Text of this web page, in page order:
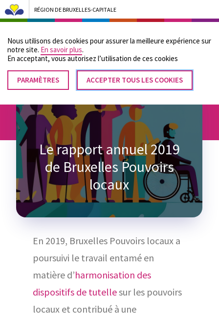
Nous utilisons des cookies pour assurer la meilleure expérience sur
notre site. En savoir plus.
En acceptant, vous autorisez lʼutilisation de ces cookies
PARAMÈTRES ACCEPTER TOUS LES COOKIES
RETIRER
LE
RÉGION DE BRUXELLES-CAPITALE
Bruxelles Pouvoirs Locaux - Aller à la page d'accueil
Menu
Fil
d'Ariane
Accueil
Le rapport annuel 2019
de Bruxelles Pouvoirs
locaux
En 2019, Bruxelles Pouvoirs locaux a
poursuivi le travail entamé en
matière d’harmonisation des
dispositifs de tutellesur les pouvoirs
locaux et contribué à une